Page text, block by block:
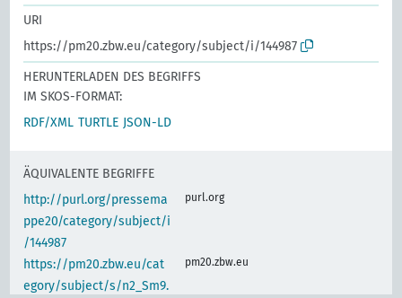
URI
https://pm20.zbw.eu/category/subject/i/144987
HERUNTERLADEN DES BEGRIFFS
IM SKOS-FORMAT:
RDF/XML TURTLE JSON-LD
ÄQUIVALENTE BEGRIFFE
http://purl.org/pressema
ppe20/category/subject/i
/144987
purl.org
https://pm20.zbw.eu/cat
egory/subject/s/n2_Sm9.
pm20.zbw.eu